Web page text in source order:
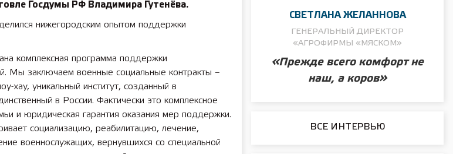
Госдумы РФ Владимира Гутенёва.
нижегородским опытом поддержки
комплексная программа поддержки
Мы заключаем военные социальные контракты –
хау, уникальный институт, созданный в
в России. Фактически это комплексное
и юридическая гарантия оказания мер поддержки.
социализацию, реабилитацию, лечение,
военнослужащих, вернувшихся со специальной
СВЕТЛАНА ЖЕЛАННОВА
ГЕНЕРАЛЬНЫЙ ДИРЕКТОР
«АГРОФИРМЫ «МЯСКОМ»
«Прежде всего комфорт не
наш, а коров»
ВСЕ ИНТЕРВЬЮ